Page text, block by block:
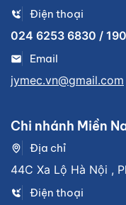
Điện thoại
024 6253 6830 /
Email
jymec.vn@gmail.com
Chi nhánh Miền
Địa chỉ
44C Xa Lộ Hà Nội ,
Điện thoại